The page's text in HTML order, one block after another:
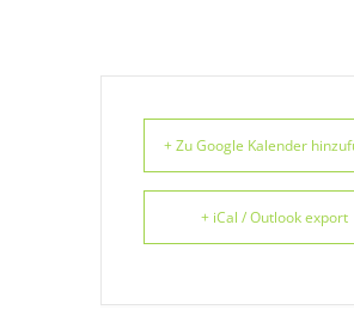
+ Zu Google Kalender
+ iCal / Outlook export